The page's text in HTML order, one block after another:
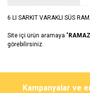
6 LI SARKIT VARAKLI SÜS
Site içi ürün aramaya "
görebilirsiniz.
Bu
tarafımıza iletebilirsiniz.
Kampanyalar ve